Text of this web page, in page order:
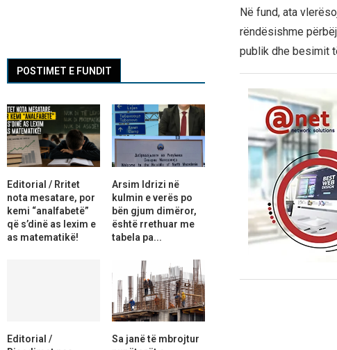
Në fund, ata
rëndësishme
publik dhe besimit
POSTIMET E FUNDIT
Editorial / Rritet
nota mesatare, por
kemi “analfabetë”
që s’dinë as lexim e
as matematikë!
Arsim Idrizi në
kulmin e verës po
bën gjum dimëror,
është rrethuar me
tabela pa...
Editorial /
Sa janë të mbrojtur